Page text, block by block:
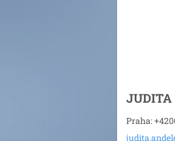
JUDITA
Praha:
judita.a